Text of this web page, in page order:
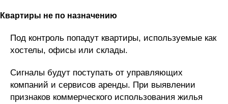
Квартиры не по назначению
Под контроль попадут квартиры, используемые как
хостелы, офисы или склады.
Сигналы будут поступать от управляющих
компаний и сервисов аренды. При выявлении
признаков коммерческого использования жилья